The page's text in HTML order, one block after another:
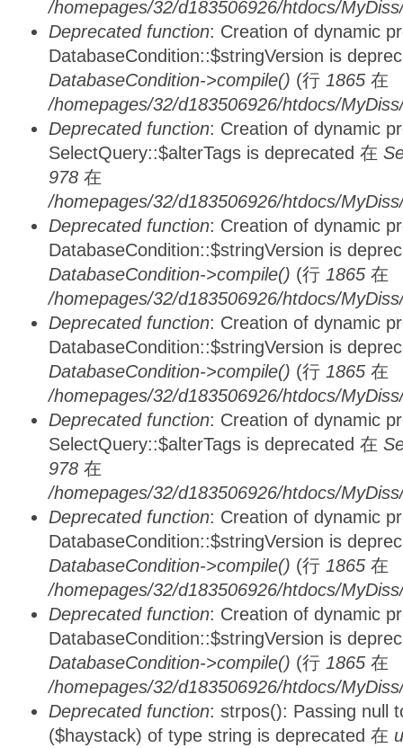
/homepages/32/d183506926/htdocs/
Deprecated function: Creation of dynamic
DatabaseCondition::$stringVersion is
DatabaseCondition->compile() (行 1865 在
/homepages/32/d183506926/htdocs/
Deprecated function: Creation of dynamic
SelectQuery::$alterTags is deprecated 在
978 在
/homepages/32/d183506926/htdocs/
Deprecated function: Creation of dynamic
DatabaseCondition::$stringVersion is
DatabaseCondition->compile() (行 1865 在
/homepages/32/d183506926/htdocs/
Deprecated function: Creation of dynamic
DatabaseCondition::$stringVersion is
DatabaseCondition->compile() (行 1865 在
/homepages/32/d183506926/htdocs/
Deprecated function: Creation of dynamic
SelectQuery::$alterTags is deprecated 在
978 在
/homepages/32/d183506926/htdocs/
Deprecated function: Creation of dynamic
DatabaseCondition::$stringVersion is
DatabaseCondition->compile() (行 1865 在
/homepages/32/d183506926/htdocs/
Deprecated function: Creation of dynamic
DatabaseCondition::$stringVersion is
DatabaseCondition->compile() (行 1865 在
/homepages/32/d183506926/htdocs/
Deprecated function: strpos(): Passing null
($haystack) of type string is deprecated 在